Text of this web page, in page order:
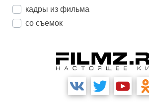
кадры из фильма
со съемок